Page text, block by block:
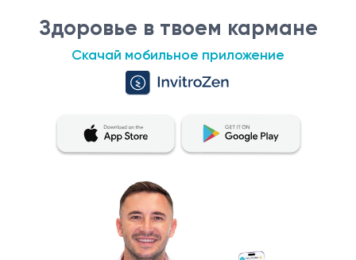
Здоровье в твоем кармане
Скачай мобильное приложение